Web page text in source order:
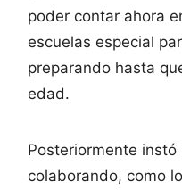
poder contar ahora
escuelas especial
preparando hasta
edad.
Posteriormente
colaborando, como